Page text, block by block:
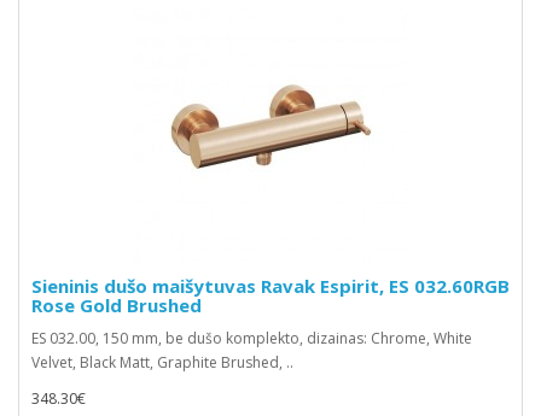
Sieninis dušo maišytuvas Ravak Espirit, ES 032.60RGB
Rose Gold Brushed
ES 032.00, 150 mm, be dušo komplekto, dizainas: Chrome, White
Velvet, Black Matt, Graphite Brushed, ..
348.30€